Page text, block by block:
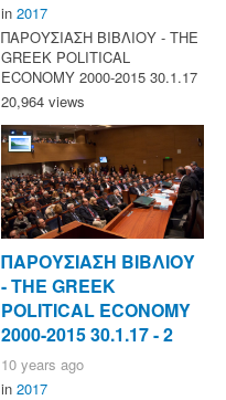
in 2017
ΠΑΡΟΥΣΙΑΣΗ ΒΙΒΛΙΟΥ - ΤΗΕ
GREEK POLITICAL
ECONOMY 2000-2015 30.1.17
20,964 views
ΠΑΡΟΥΣΙΑΣΗ ΒΙΒΛΙΟΥ
- ΤΗΕ GREEK
POLITICAL ECONOMY
2000-2015 30.1.17 - 2
10 years ago
in 2017